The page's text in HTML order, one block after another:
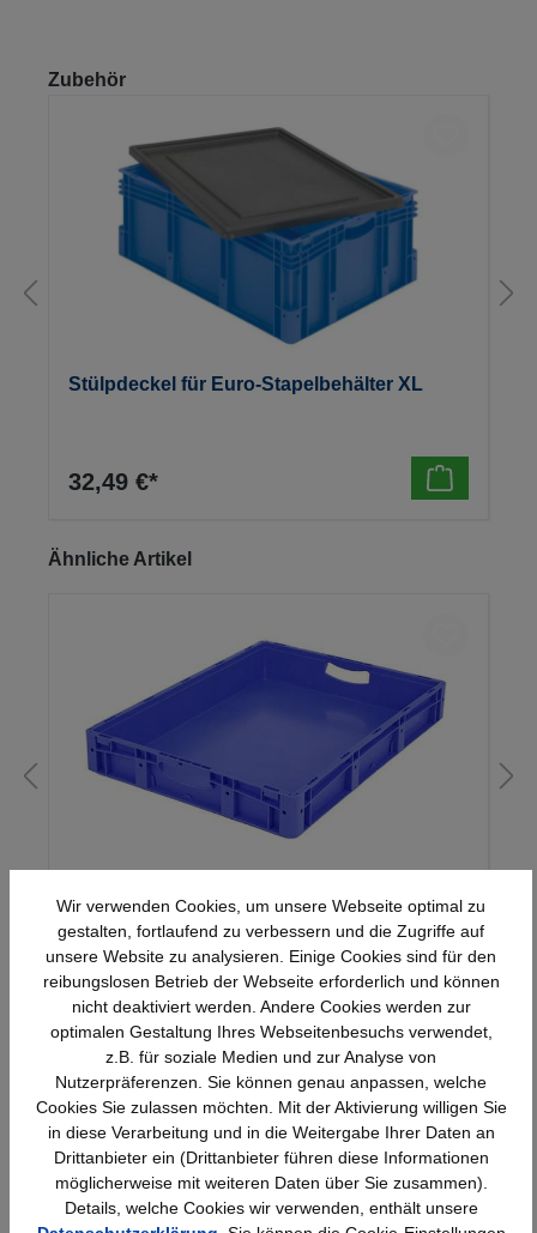
Produktgalerie überspringen
Zubehör
Stülpdeckel für Euro-Stapelbehälter XL
32,49 €*
Produktgalerie überspringen
Ähnliche Artikel
Standardboden, bis 60 kg belastbar,
600x800x120mm
56,41 €*
Schnelle Lieferung
Bundesweit
Wir verwenden Cookies, um unsere Webseite optimal zu
gestalten, fortlaufend zu verbessern und die Zugriffe auf
unsere Website zu analysieren. Einige Cookies sind für den
reibungslosen Betrieb der Webseite erforderlich und können
nicht deaktiviert werden. Andere Cookies werden zur
optimalen Gestaltung Ihres Webseitenbesuchs verwendet,
z.B. für soziale Medien und zur Analyse von
Nutzerpräferenzen. Sie können genau anpassen, welche
Cookies Sie zulassen möchten. Mit der Aktivierung willigen Sie
in diese Verarbeitung und in die Weitergabe Ihrer Daten an
Drittanbieter ein (Drittanbieter führen diese Informationen
möglicherweise mit weiteren Daten über Sie zusammen).
Details, welche Cookies wir verwenden, enthält unsere